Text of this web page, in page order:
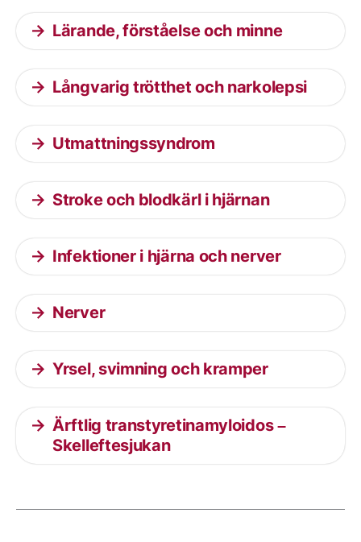
Lärande, förståelse och minne
Långvarig trötthet och narkolepsi
Utmattningssyndrom
Stroke och blodkärl i hjärnan
Infektioner i hjärna och nerver
Nerver
Yrsel, svimning och kramper
Ärftlig transtyretinamyloidos –
Skelleftesjukan